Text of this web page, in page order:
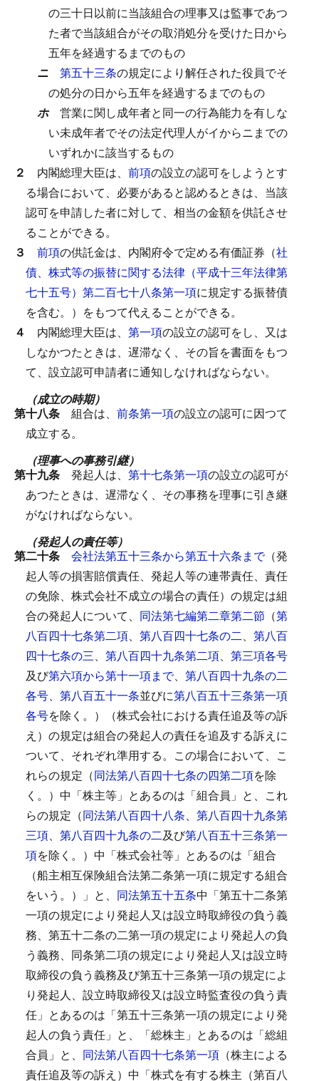
の三十日以前に当該組合の理事又は監事であつ
た者で当該組合がその取消処分を受けた日から
五年を経過するまでのもの
ニ 第五十三条の規定により解任された役員でそ
の処分の日から五年を経過するまでのもの
ホ 営業に関し成年者と同一の行為能力を有しな
い未成年者でその法定代理人がイからニまでの
いずれかに該当するもの
２ 内閣総理大臣は、 前項の設立の認可をしようとす
る場合において、必要があると認めるときは、当該
認可を申請した者に対して、相当の金額を供託させ
ることができる。
３ 前項の供託金は、内閣府令で定める有価証券（社
債、株式等の振替に関する法律（平成十三年法律第
七十五号）第二百七十八条第一項に規定する振替債
を含む。）をもつて代えることができる。
４ 内閣総理大臣は、 第一項の設立の認可をし、又は
しなかつたときは、遅滞なく、その旨を書面をもつ
て、設立認可申請者に通知しなければならない。
（成立の時期）
第十八条 組合は、 前条第一項の設立の認可に因つて
成立する。
（理事への事務引継）
第十九条 発起人は、 第十七条第一項の設立の認可が
あつたときは、遅滞なく、その事務を理事に引き継
がなければならない。
（発起人の責任等）
第二十条 会社法第五十三条から第五十六条まで（発
起人等の損害賠償責任、発起人等の連帯責任、責任
の免除、株式会社不成立の場合の責任）の規定は組
合の発起人について、 同法第七編第二章第二節 （第
八百四十七条第二項、 第八百四十七条の二、 第八百
四十七条の三、 第八百四十九条第二項、 第三項各号
及び第六項から第十一項まで、 第八百四十九条の二
各号、 第八百五十一条並びに第八百五十三条第一項
各号を除く。）（株式会社における責任追及等の訴
え）の規定は組合の発起人の責任を追及する訴えに
ついて、それぞれ準用する。 この場合において、こ
れらの規定（同法第八百四十七条の四第二項を除
く。）中「株主等」とあるのは「組合員」と、これ
らの規定（同法第八百四十八条、 第八百四十九条第
三項、 第八百四十九条の二及び第八百五十三条第一
項を除く。）中「株式会社等」とあるのは「組合
（船主相互保険組合法第二条第一項に規定する組合
をいう。）」と、 同法第五十五条中「第五十二条第
一項の規定により発起人又は設立時取締役の負う義
務、第五十二条の二第一項の規定により発起人の負
う義務、同条第二項の規定により発起人又は設立時
取締役の負う義務及び第五十三条第一項の規定によ
り発起人、設立時取締役又は設立時監査役の負う責
任」とあるのは「第五十三条第一項の規定により発
起人の負う責任」と、「総株主」とあるのは「総組
合員」と、 同法第八百四十七条第一項 （株主による
責任追及等の訴え）中「株式を有する株主（第百八